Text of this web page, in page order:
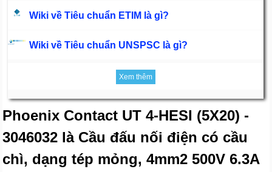
Wiki về Tiêu chuẩn ETIM là gì?
Wiki về Tiêu chuẩn UNSPSC là gì?
Xem thêm
Phoenix Contact UT 4-HESI (5X20) -
3046032 là Cầu đấu nối điện có cầu
chì, dạng tép mỏng, 4mm2 500V 6.3A